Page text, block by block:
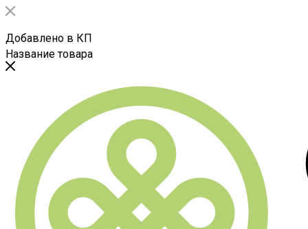
Добавлено в КП
Название товара